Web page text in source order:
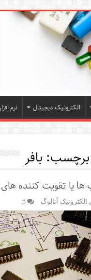
الکترونیک دیجیتال نرم
برچسب: بافر
یا تقویت کننده های
آنالوگ 8